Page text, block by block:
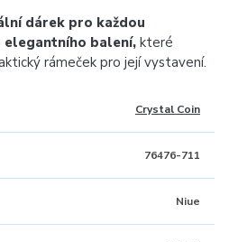
dárek pro každou
elegantního balení, které
rámeček pro její vystavení.
Crystal Coin
76476-711
Niue